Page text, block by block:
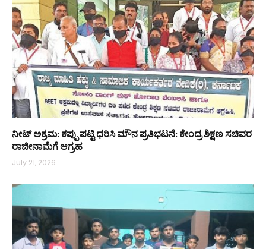
ನೀಟ್ ಅಕ್ರಮ: ಕಪ್ಪು ಪಟ್ಟಿ ಧರಿಸಿ ಮೌನ ಪ್ರತಿಭಟನೆ: ಕೇಂದ್ರ ಶಿಕ್ಷಣ ಸಚಿವರ
ರಾಜೀನಾಮೆಗೆ ಆಗ್ರಹ
July 21, 2026